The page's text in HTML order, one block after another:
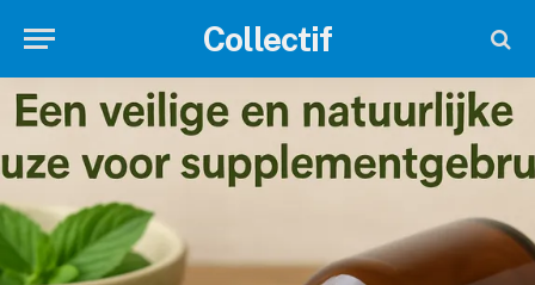
Collectif